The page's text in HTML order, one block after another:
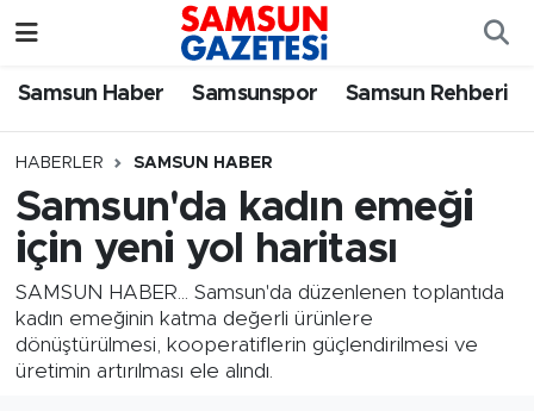
Samsun Haber Samsunspor Samsun Rehberi
HABERLER SAMSUN HABER
Samsun'da kadın emeği
için yeni yol haritası
SAMSUN HABER... Samsun'da düzenlenen toplantıda
kadın emeğinin katma değerli ürünlere
dönüştürülmesi, kooperatiflerin güçlendirilmesi ve
üretimin artırılması ele alındı.
Samsun Haber
Samsun Rehberi
Resmi İlanlar
Samsun Nöbetçi Eczaneler
SAMSUN Namaz Vakitleri
Samsun Trafik Yoğunluk Haritası
Süper Lig Puan Durumu ve Fikstür